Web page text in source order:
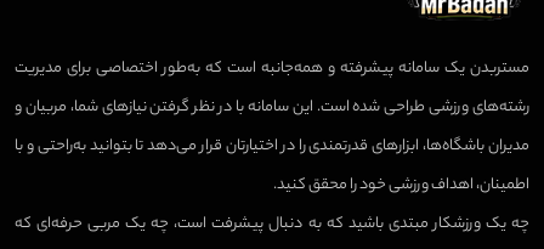
مستربدن یک سامانه پیشرفته و همه‌جانبه است که به‌طور اختصاصی برای مدیریت
رشته‌های ورزشی طراحی شده است. این سامانه با در نظر گرفتن نیازهای شما، مربیان و
مدیران باشگاه‌ها، ابزارهای قدرتمندی را در اختیارتان قرار می‌دهد تا بتوانید به‌راحتی و با
اطمینان، اهداف ورزشی خود را محقق کنید.
چه یک ورزشکار مبتدی باشید که به دنبال پیشرفت است، چه یک مربی حرفه‌ای که